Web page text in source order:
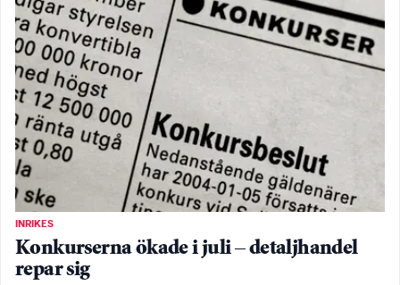
INRIKES
Konkurserna ökade i juli – detaljhandel
repar sig